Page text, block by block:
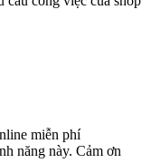
miễn phí
năng này. Cảm ơn